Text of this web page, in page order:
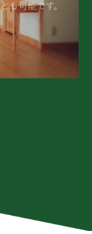
も可能です。